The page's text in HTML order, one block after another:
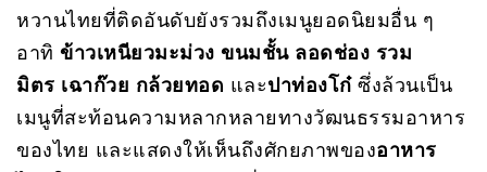
หวานไทยที่ติดอันดับยังรวมถึงเมนูยอดนิยมอื่น ๆ
อาทิ ข้าวเหนียวมะม่วง ขนมชั้น ลอดช่อง รวม
มิตร เฉาก๊วย กล้วยทอด และปาท่องโก๋ซึ่งล้วนเป็น
เมนูที่สะท้อนความหลากหลายทางวัฒนธรรมอาหาร
ของไทย และแสดงให้เห็นถึงศักยภาพของอาหาร